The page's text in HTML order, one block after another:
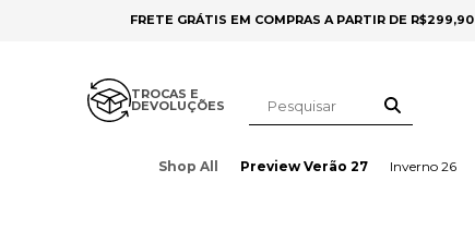
FRETE GRÁTIS EM COMPRAS A PARTIR DE R$299,90
TROCAS E
DEVOLUÇÕES
Shop All Preview Verão 27 Inverno 26